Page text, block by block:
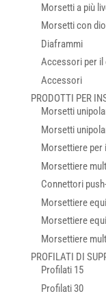
Morsetti a più
Morsetti con
Diaframmi
Accessori per il
Accessori
PRODOTTI PER
Morsetti
Morsetti
Morsettiere per
Morsettiere
Connettori
Morsettiere
Morsettiere
Morsettiere
PROFILATI DI
Profilati 15
Profilati 30